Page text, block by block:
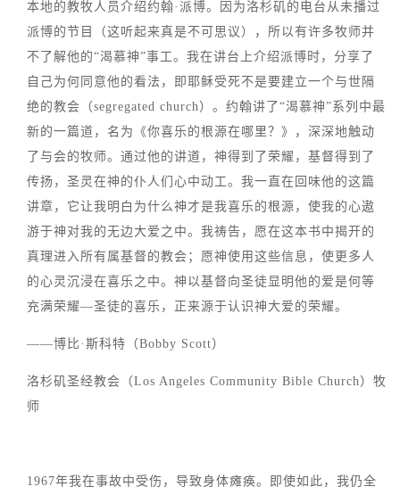
本地的教牧人员介绍约翰·派博。因为洛杉矶的电台从未播过
派博的节目（这听起来真是不可思议），所以有许多牧师并
不了解他的“渴慕神”事工。我在讲台上介绍派博时，分享了
自己为何同意他的看法，即耶稣受死不是要建立一个与世隔
绝的教会（segregated church）。约翰讲了“渴慕神”系列中最
新的一篇道，名为《你喜乐的根源在哪里？》，深深地触动
了与会的牧师。通过他的讲道，神得到了荣耀，基督得到了
传扬，圣灵在神的仆人们心中动工。我一直在回味他的这篇
讲章，它让我明白为什么神才是我喜乐的根源，使我的心遨
游于神对我的无边大爱之中。我祷告，愿在这本书中揭开的
真理进入所有属基督的教会；愿神使用这些信息，使更多人
的心灵沉浸在喜乐之中。神以基督向圣徒显明他的爱是何等
充满荣耀—圣徒的喜乐，正来源于认识神大爱的荣耀。
——博比·斯科特（Bobby Scott）
洛杉矶圣经教会（Los Angeles Community Bible Church）牧
师
1967年我在事故中受伤，导致身体瘫痪。即使如此，我仍全